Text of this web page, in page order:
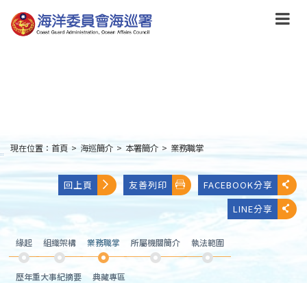
到
主
:::
現在位置： 首頁 > 海巡簡介 > 本署簡介 > 業務職掌
回上頁 友善列印
FACEBOOK分享
LINE分享
緣起 組織架構 業務職掌 所屬機關簡介 執法範圍
歷年重大事紀摘要 典藏專區